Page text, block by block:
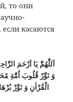
то они
касаются
اَللّٰهُمَّ يَا اَرْحَمَ
وَ نَوِّرْ قُلُوبَ اُمَّةِ
الْقُرْاٰنِ وَ نَوِّرْ